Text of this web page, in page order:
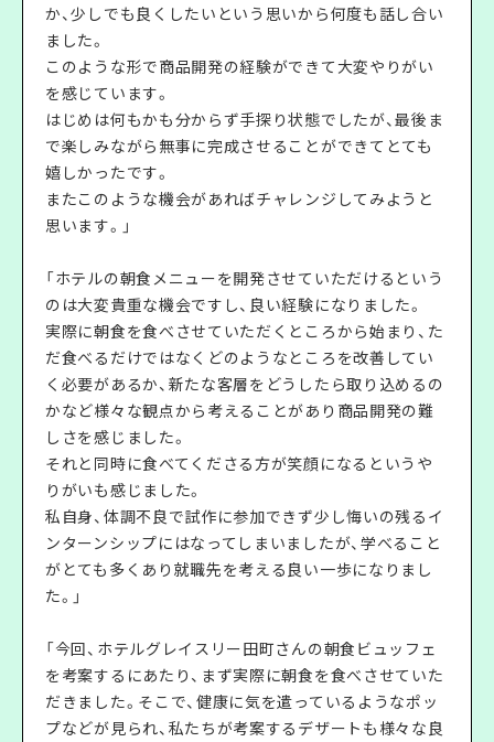
か、少しでも良くしたいという思いから何度も話し合い
ました。
このような形で商品開発の経験ができて大変やりがい
を感じています。
はじめは何もかも分からず手探り状態でしたが、最後ま
で楽しみながら無事に完成させることができてとても
嬉しかったです。
またこのような機会があればチャレンジしてみようと
思います。」
「ホテルの朝食メニューを開発させていただけるという
のは大変貴重な機会ですし、良い経験になりました。
実際に朝食を食べさせていただくところから始まり、た
だ食べるだけではなくどのようなところを改善してい
く必要があるか、新たな客層をどうしたら取り込めるの
かなど様々な観点から考えることがあり商品開発の難
しさを感じました。
それと同時に食べてくださる方が笑顔になるというや
りがいも感じました。
私自身、体調不良で試作に参加できず少し悔いの残るイ
ンターンシップにはなってしまいましたが、学べること
がとても多くあり就職先を考える良い一歩になりまし
た。」
「今回、ホテルグレイスリー田町さんの朝食ビュッフェ
を考案するにあたり、まず実際に朝食を食べさせていた
だきました。そこで、健康に気を遣っているようなポッ
プなどが見られ、私たちが考案するデザートも様々な良